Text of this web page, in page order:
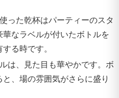
った乾杯はパーティーのスタ
なラベルが付いたボトルを
る時です。
は、見た目も華やかです。ボ
と、場の雰囲気がさらに盛り